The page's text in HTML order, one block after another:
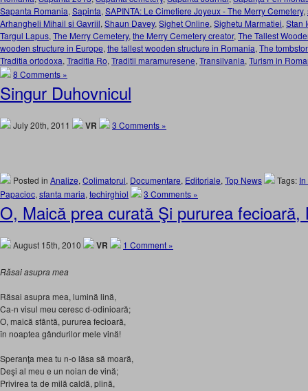
Sapanta Romania, Sapinta, SAPINTA: Le Cimetiere Joyeux - The Merry Cemetery,
Arhangheli Mihail si Gavriil, Shaun Davey, Sighet Online, Sighetu Marmatiei, Stan
Targul Lapus, The Merry Cemetery, the Merry Cemetery creator, The Tallest
wooden structure in Europe, the tallest wooden structure in Romania, The
Traditia ortodoxa, Traditia Ro, Traditii maramuresene, Transilvania, Turism in
8 Comments »
Singur Duhovnicul
July 20th, 2011 VR 3 Comments »
Posted in Analize, Colimatorul, Documentare, Editoriale, Top News Tags:
Papacioc, sfanta maria, techirghiol 3 Comments »
O, Maică prea curată Şi pururea fecioară,
August 15th, 2010 VR 1 Comment »
Răsai asupra mea
Răsai asupra mea, lumină lină,
Ca-n visul meu ceresc d-odinioară;
O, maică sfântă, pururea fecioară,
în noaptea gândurilor mele vină!
Speranţa mea tu n-o lăsa să moară,
Deşi al meu e un noian de vină;
Privirea ta de milă caldă, plină,